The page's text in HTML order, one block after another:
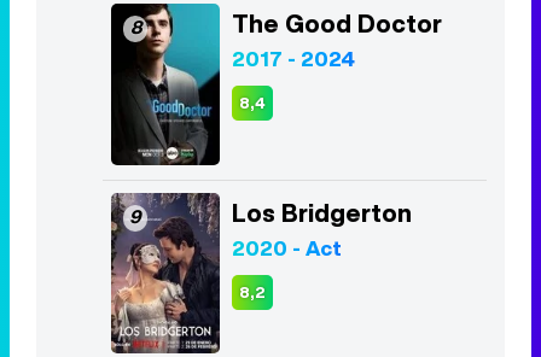
8 The Good Doctor
2017 - 2024
8,4
9 Los Bridgerton
2020 - Act
8,2